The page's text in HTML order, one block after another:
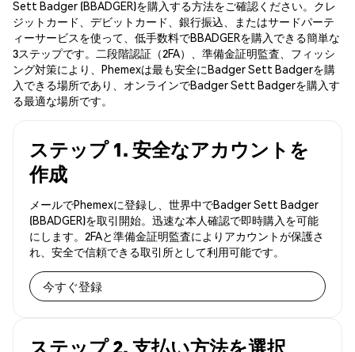
Sett Badger (BBADGER)を購入する方法をご確認ください。クレ
ジットカード、デビットカード、銀行振込、またはサードパーテ
ィーサービスを使って、低手数料でBBADGERを購入できる簡単な
3ステップです。二段階認証（2FA）、準備金証明監査、フィッシ
ング対策により、Phemexは最も安全にBadger Sett Badgerを購
入できる場所であり、オンラインでBadger Sett Badgerを購入す
る最適な場所です。
ステップ 1. 安全なアカウントを
作成
メールでPhemexに登録し、世界中でBadger Sett Badger
(BBADGER)を取引開始。迅速な本人確認で即時購入を可能
にします。2FAと準備金証明監査によりアカウントが保護さ
れ、安全で信頼できる取引所として利用可能です。
今すぐ登録
ステップ 2. 支払い方法を選択